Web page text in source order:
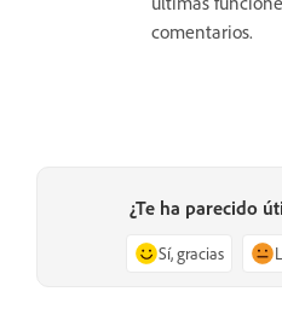
comentarios.
¿Te ha parecido
Sí, gracias